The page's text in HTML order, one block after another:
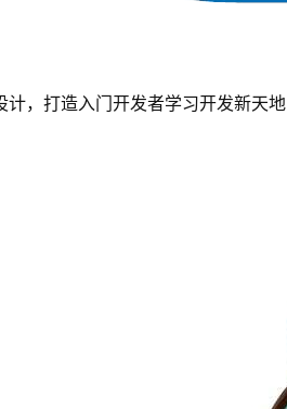
，打造入门开发者学习开发新天地